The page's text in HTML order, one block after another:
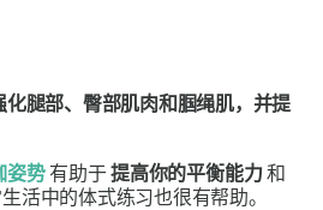
化腿部、臀部肌肉和腘绳肌，并提
姿势有助于提高你的平衡能力和
活中的体式练习也很有帮助。